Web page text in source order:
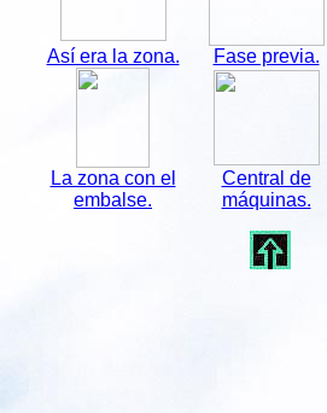
Así era la zona. Fase previa.
La zona con el
embalse.
Central de
máquinas.